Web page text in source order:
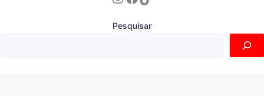
Pesquisar